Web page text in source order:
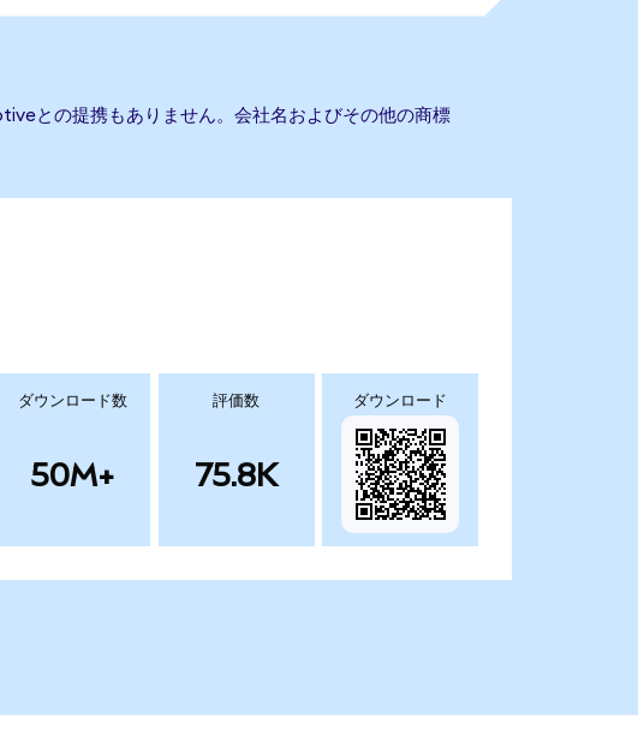
との提携もありません。会社名およびその他の商標
ダウンロード数
50M+
評価数
75.8K
ダウンロード